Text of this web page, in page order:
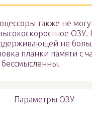
также не
не
планки памяти с
бессмысленны.
Параметры ОЗУ